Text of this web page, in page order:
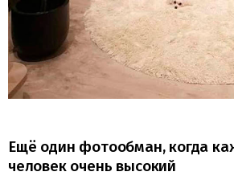
Ещё один фотообман, когда
человек очень высокий